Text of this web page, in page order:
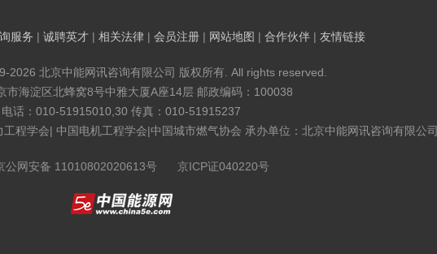
服务 | 诚聘英才 | 相关法律 | 会员注册 | 网站地图 | 合作伙伴 | 友情链接
2026 北京中能网讯咨询有限公司 版权所有. All rights reserved.
市海淀区北蜂窝8号中雅大厦A座14层 邮政编码：100038
电话：010-51915010,30 传真：010-51915237
程学会| 中国电机工程学会|中国城市燃气协会 承办单位：北京中能网讯咨询有限公司
公网安备 11010802020613号 京ICP证040220号